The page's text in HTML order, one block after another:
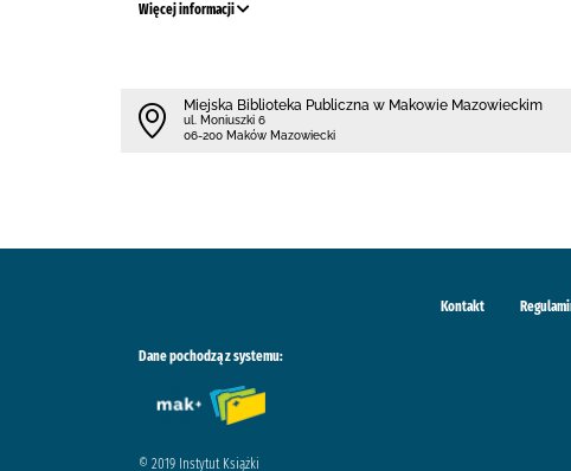
Więcej informacji
Miejska Biblioteka Publiczna w Makowie Mazowieckim
ul. Moniuszki 6
06-200 Maków Mazowiecki
Kontakt
Dane pochodzą z systemu:
© 2019 Instytut Książki